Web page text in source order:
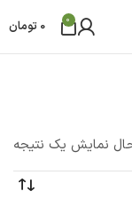
0
0 تومان
نمایش یک نتیجه